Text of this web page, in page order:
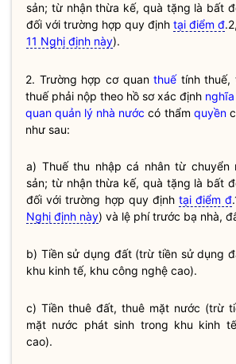
sản; từ nhận thừa kế, quà tặng là bất
đối với trường hợp quy định tại điểm đ
11 Nghị định này).
2. Trường hợp cơ quanthuếtínhthuế,
thuếphải nộp theo hồ sơ xác định
quan quản lý nhà nước có thẩm quyền
như sau:
a) Thuế thu nhập cá nhân từ chuyển
sản; từ nhận thừa kế, quà tặng là bất
đối với trường hợp quy định tại điểm đ
Nghị định này) và lệ phí trước bạ nhà,
b) Tiền sử dụng đất (trừ tiền sử dụng
khu kinh tế, khu công nghệ cao).
c) Tiền thuê đất, thuê mặt nước (trừ
mặt nước phát sinh trong khu kinh
cao).